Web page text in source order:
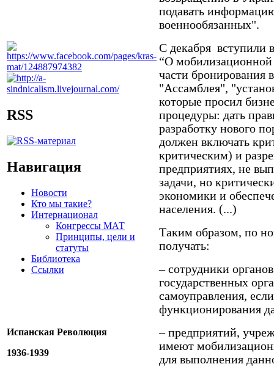
RSS
Навигация
Новости
Кто мы такие?
Интернационал
Конгрессы МАТ
Принципы, цели и
статуты
Библиотека
Ссылки
Испанская Революция
1936-1939
подавать
военнообязанных".
С декабря вступили
“О мобилизационной
части бронирования
"Ассамблея",
которые просил
процедуры: дать
разработку нового
должен включать
критическим) и
предприятиях, не
задачи, но
экономики и
населения. (...)
Таким образом, по
получать:
– сотрудники
государственных
самоуправления,
функционирования
– предприятий,
имеют
для выполнения